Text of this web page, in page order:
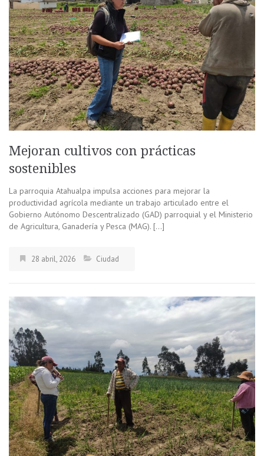
Mejoran cultivos con prácticas
sostenibles
La parroquia Atahualpa impulsa acciones para mejorar la
productividad agrícola mediante un trabajo articulado entre el
Gobierno Autónomo Descentralizado (GAD) parroquial y el Ministerio
de Agricultura, Ganadería y Pesca (MAG). […]
28 abril, 2026 Ciudad